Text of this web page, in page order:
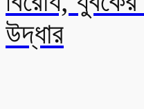
উদ্ধার